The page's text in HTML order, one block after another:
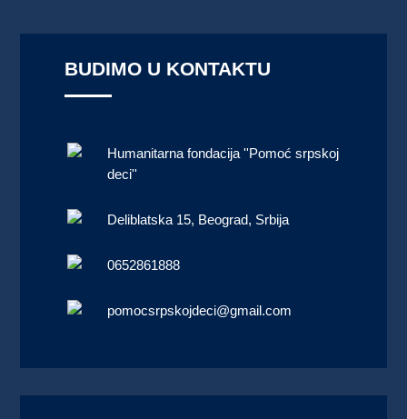
BUDIMO U KONTAKTU
Humanitarna fondacija ''Pomoć srpskoj
deci''
Deliblatska 15, Beograd, Srbija
0652861888
pomocsrpskojdeci@gmail.com